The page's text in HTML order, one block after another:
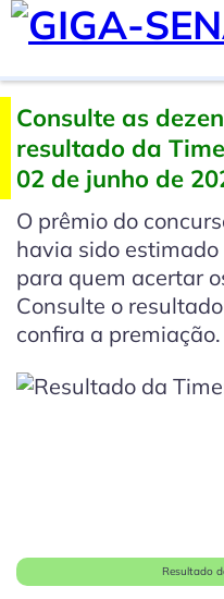
Consulte as
resultado da
02 de junho de
O prêmio do
havia sido
para quem acertar
Consulte o
confira a premiação.
Resultado